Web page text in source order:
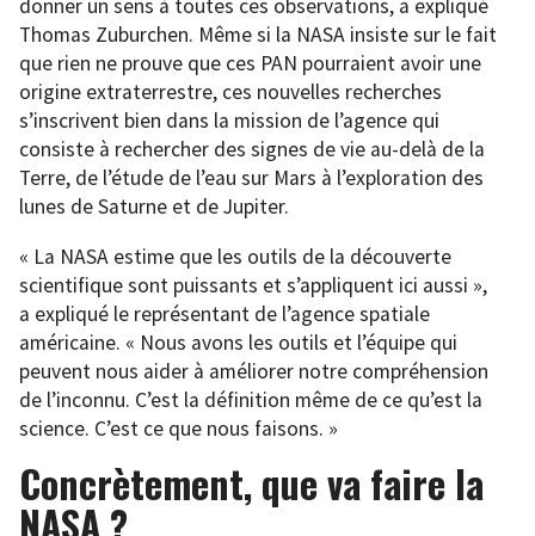
donner un sens à toutes ces observations, a expliqué
Thomas Zuburchen. Même si la NASA insiste sur le fait
que rien ne prouve que ces PAN pourraient avoir une
origine extraterrestre, ces nouvelles recherches
s’inscrivent bien dans la mission de l’agence qui
consiste à rechercher des signes de vie au-delà de la
Terre, de l’étude de l’eau sur Mars à l’exploration des
lunes de Saturne et de Jupiter.
« La NASA estime que les outils de la découverte
scientifique sont puissants et s’appliquent ici aussi »,
a expliqué le représentant de l’agence spatiale
américaine. « Nous avons les outils et l’équipe qui
peuvent nous aider à améliorer notre compréhension
de l’inconnu. C’est la définition même de ce qu’est la
science. C’est ce que nous faisons. »
Concrètement, que va faire la
NASA ?